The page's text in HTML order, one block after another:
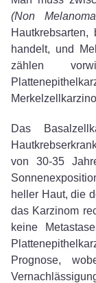
(Non
handelt, und
zählen
Das
von 30-35
heller Haut, die
das Karzinom
keine
Prognose,